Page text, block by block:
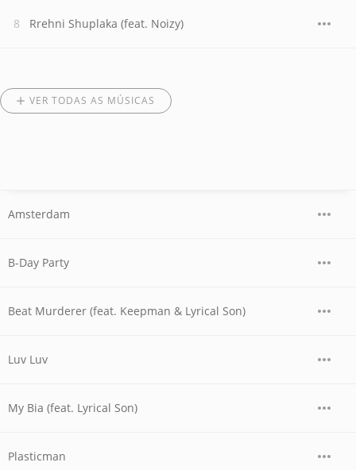
Rrehni Shuplaka (feat. Noizy)
VER TODAS AS MÚSICAS
Amsterdam
B-Day Party
Beat Murderer (feat. Keepman & Lyrical Son)
Luv Luv
My Bia (feat. Lyrical Son)
Plasticman